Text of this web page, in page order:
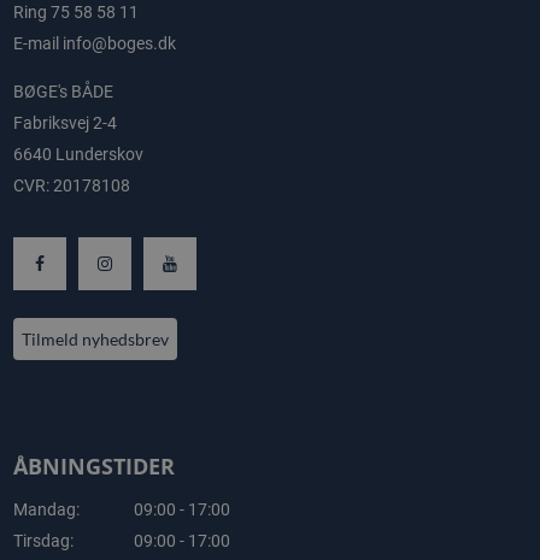
Ring 75 58 58 11
E-mail info@boges.dk
BØGE's BÅDE
Fabriksvej 2-4
6640 Lunderskov
CVR: 20178108
Tilmeld nyhedsbrev
ÅBNINGSTIDER
Mandag:
09:00 - 17:00
Tirsdag:
09:00 - 17:00